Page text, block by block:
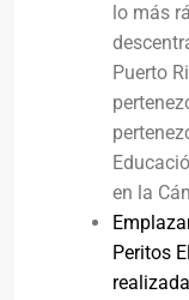
lo más
Puerto
en la
Peritos